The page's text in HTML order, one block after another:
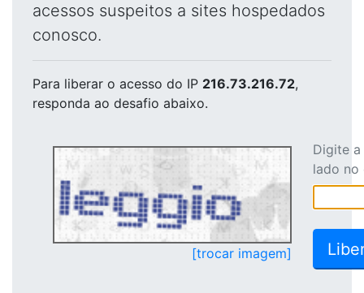
acessos suspeitos a sites hospedados
conosco.
Para liberar o acesso do IP 216.73.216.72,
responda ao desafio abaixo.
[trocar imagem]
Digite
lado no